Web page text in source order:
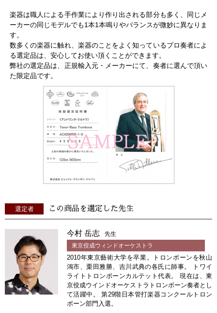
楽器は職人による手作業により作り出される部分も多く、同じメ
ーカーの同じモデルでも1本1本鳴りやバランスが微妙に異なりま
す。
数多くの楽器に触れ、楽器のことをよく知っているプロ奏者によ
る選定品は、安心してお使い頂くことができます。
弊社の選定品は、正規輸入元・メーカーにて、奏者に選んで頂い
た限定品です。
選定者 この商品を選定した先生
今村 岳志
先生
東京佼成ウィンドオーケストラ
2010年東京藝術大学を卒業。トロンボーンを秋山
鴻市、栗田雅勝、吉川武典の各氏に師事。 トワイ
ライトトロンボーンカルテット代表。 現在は、東
京佼成ウインドオーケストラトロンボーン奏者とし
て活躍中。 第29階日本管打楽器コンクールトロン
ボーン部門入選。